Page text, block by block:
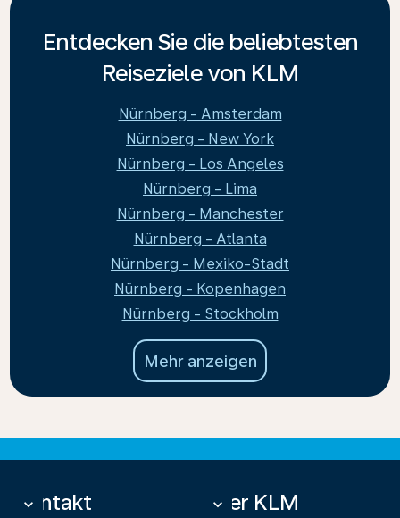
Entdecken Sie die beliebtesten
Reiseziele von KLM
Nürnberg - Amsterdam
Nürnberg - New York
Nürnberg - Los Angeles
Nürnberg - Lima
Nürnberg - Manchester
Nürnberg - Atlanta
Nürnberg - Mexiko-Stadt
Nürnberg - Kopenhagen
Nürnberg - Stockholm
Mehr anzeigen
Kontakt
keyboard_arrow_down Über KLM
keyboard_arrow_down